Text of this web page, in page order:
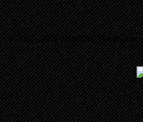
© 2003 - 2026 MetalRus. Материалы